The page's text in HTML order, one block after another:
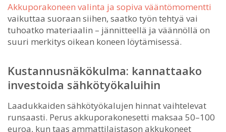
Akkuporakoneen valinta ja sopiva vääntömomentti
vaikuttaa suoraan siihen, saatko työn tehtyä vai
tuhoatko materiaalin – jännitteellä ja väännöllä on
suuri merkitys oikean koneen löytämisessä.
Kustannusnäkökulma: kannattaako
investoida sähkötyökaluihin
Laadukkaiden sähkötyökalujen hinnat vaihtelevat
runsaasti. Perus akkuporakonesetti maksaa 50–100
euroa, kun taas ammattilaistason akkukoneet